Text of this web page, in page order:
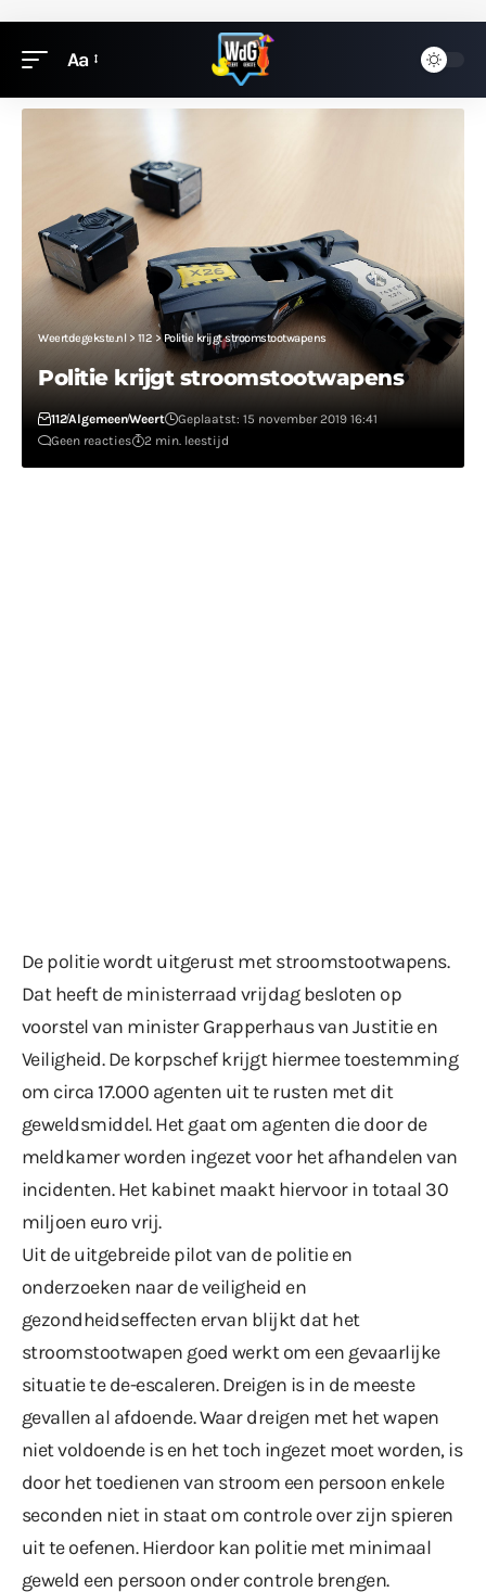
Aa
Weertdegekste.nl > 112 >Politie krijgt stroomstootwapens
Politie krijgt stroomstootwapens
112AlgemeenWeert
Geplaatst: 15 november 2019 16:41
Geen reacties
2 min. leestijd
De politie wordt uitgerust met stroomstootwapens.
Dat heeft de ministerraad vrijdag besloten op
voorstel van minister Grapperhaus van Justitie en
Veiligheid. De korpschef krijgt hiermee toestemming
om circa 17.000 agenten uit te rusten met dit
geweldsmiddel. Het gaat om agenten die door de
meldkamer worden ingezet voor het afhandelen van
incidenten. Het kabinet maakt hiervoor in totaal 30
miljoen euro vrij.
Uit de uitgebreide pilot van de politie en
onderzoeken naar de veiligheid en
gezondheidseffecten ervan blijkt dat het
stroomstootwapen goed werkt om een gevaarlijke
situatie te de-escaleren. Dreigen is in de meeste
gevallen al afdoende. Waar dreigen met het wapen
niet voldoende is en het toch ingezet moet worden, is
door het toedienen van stroom een persoon enkele
seconden niet in staat om controle over zijn spieren
uit te oefenen. Hierdoor kan politie met minimaal
geweld een persoon onder controle brengen.